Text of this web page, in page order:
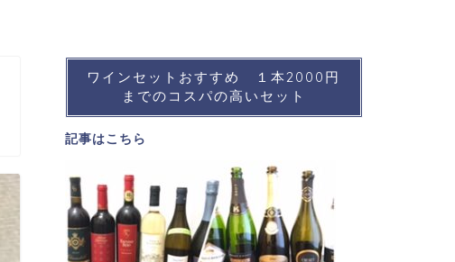
ワインセットおすすめ １本2000円
までのコスパの高いセット
記事はこちら